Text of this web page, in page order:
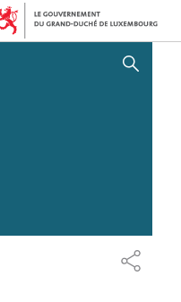
AFFICHER / MASQUER